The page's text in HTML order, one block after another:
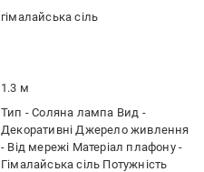
гімалайська сіль
1.3 м
Тип - Cоляна лампа Вид -
Декоративні Джерело живлення
- Від мережі Матеріал плафону -
Гімалайська сіль Потужність